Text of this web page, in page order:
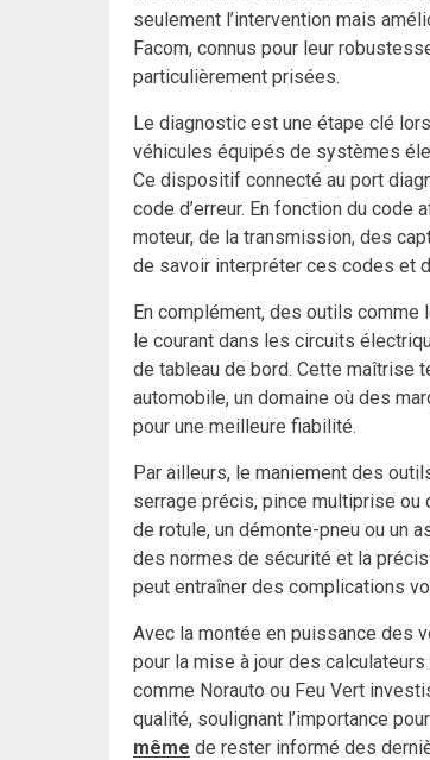
seulement l’intervention mais
Facom, connus pour leur
particulièrement prisées.
Le diagnostic est une étape clé
véhicules équipés de systèmes
Ce dispositif connecté au port
code d’erreur. En fonction du code
moteur, de la transmission, des
de savoir interpréter ces codes et
En complément, des outils
le courant dans les circuits
de tableau de bord. Cette maîtrise
automobile, un domaine où des
pour une meilleure fiabilité.
Par ailleurs, le maniement des
serrage précis, pince multiprise ou
de rotule, un démonte-pneu ou un
des normes de sécurité et la
peut entraîner des complications
Avec la montée en puissance des
pour la mise à jour des
comme Norauto ou Feu Vert
qualité, soulignant l’importance
même de rester informé des